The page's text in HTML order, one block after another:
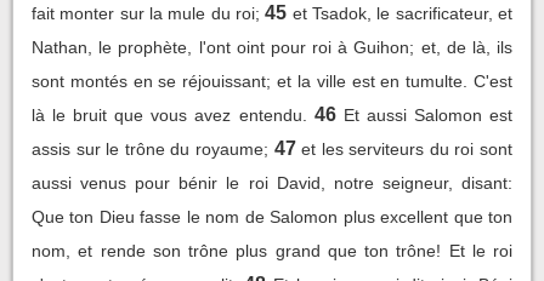
fait monter sur la mule du roi; 45 et Tsadok, le sacrificateur, et
Nathan, le prophète, l'ont oint pour roi à Guihon; et, de là, ils
sont montés en se réjouissant; et la ville est en tumulte. C'est
là le bruit que vous avez entendu.
46 Et aussi Salomon est
assis sur le trône du royaume; 47 et les serviteurs du roi sont
aussi venus pour bénir le roi David, notre seigneur, disant:
Que ton Dieu fasse le nom de Salomon plus excellent que ton
nom, et rende son trône plus grand que ton trône! Et le roi